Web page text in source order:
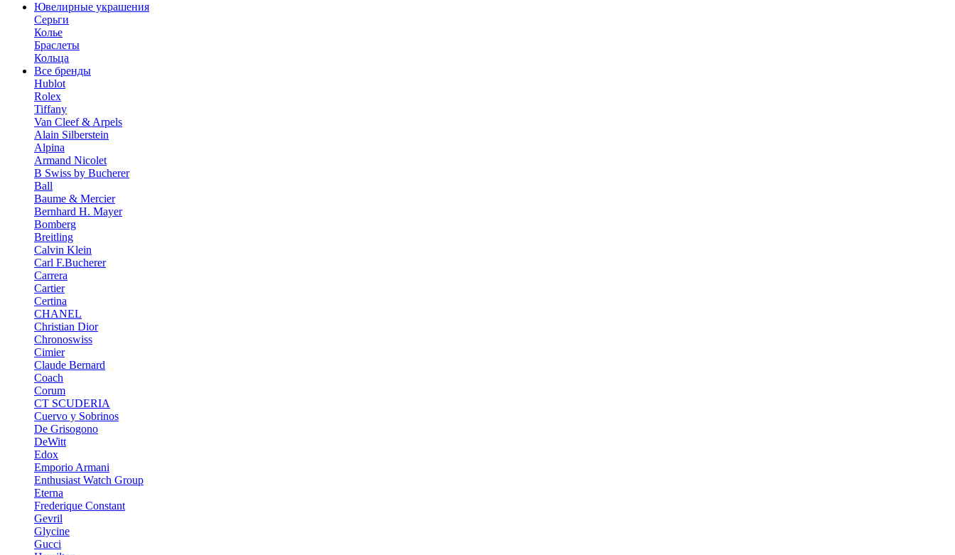
Ювелирные украшения
Серьги
Колье
Браслеты
Кольца
Все бренды
Hublot
Rolex
Tiffany
Van Cleef & Arpels
Alain Silberstein
Alpina
Armand Nicolet
B Swiss by Bucherer
Ball
Baume & Mercier
Bernhard H. Mayer
Bomberg
Breitling
Calvin Klein
Carl F.Bucherer
Carrera
Cartier
Certina
CHANEL
Christian Dior
Chronoswiss
Cimier
Claude Bernard
Coach
Corum
CT SCUDERIA
Cuervo y Sobrinos
De Grisogono
DeWitt
Edox
Emporio Armani
Enthusiast Watch Group
Eterna
Frederique Constant
Gevril
Glycine
Gucci